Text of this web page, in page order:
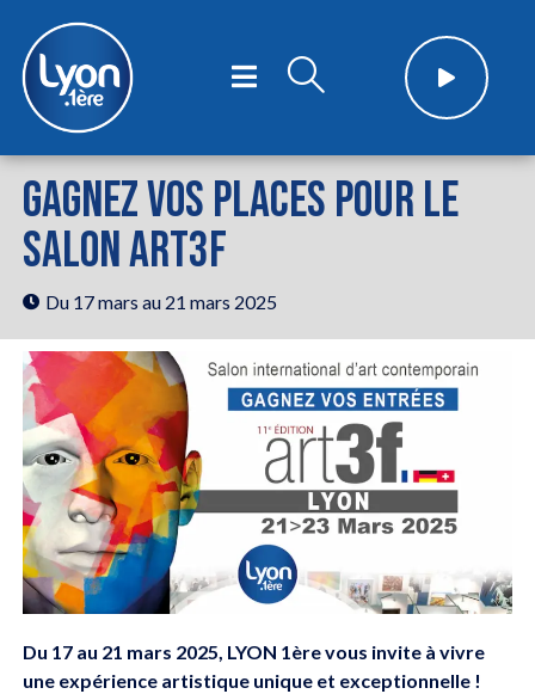
GAGNEZ VOS PLACES POUR LE
SALON ART3F
Du 17 mars au 21 mars 2025
Du 17 au 21 mars 2025, LYON 1ère vous invite à vivre
une expérience artistique unique et exceptionnelle !